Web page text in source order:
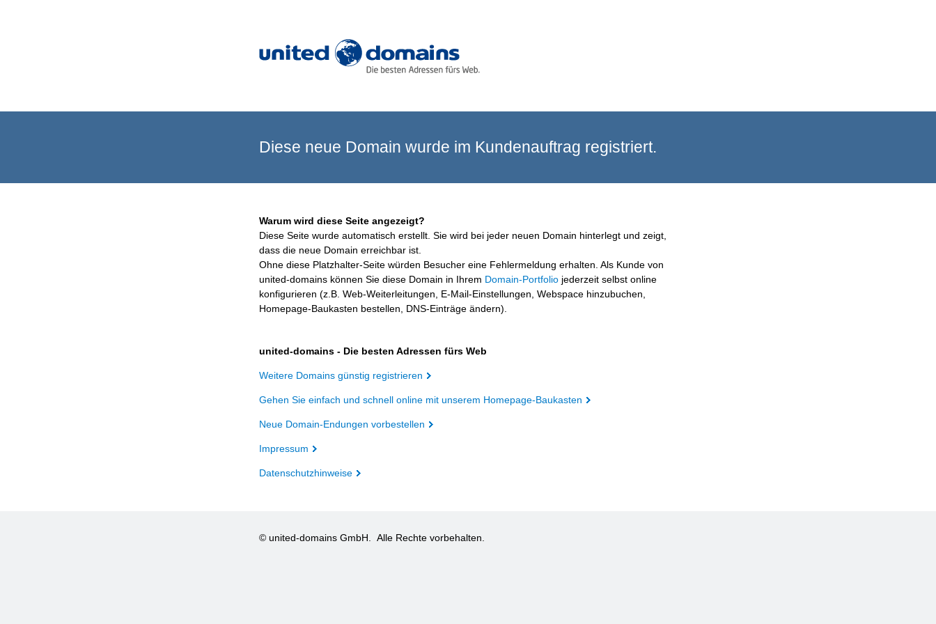
Diese neue Domain wurde im Kundenauftrag registriert.
Warum wird diese Seite angezeigt?
Diese Seite wurde automatisch erstellt. Sie wird bei jeder neuen Domain hinterlegt und zeigt,
dass die neue Domain erreichbar ist.
Ohne diese Platzhalter-Seite würden Besucher eine Fehlermeldung erhalten. Als Kunde von
united-domains können Sie diese Domain in Ihrem Domain-Portfolio jederzeit selbst online
konfigurieren (z.B. Web-Weiterleitungen, E-Mail-Einstellungen, Webspace hinzubuchen,
Homepage-Baukasten bestellen, DNS-Einträge ändern).
united-domains - Die besten Adressen fürs Web
Weitere Domains günstig registrieren
Gehen Sie einfach und schnell online mit unserem Homepage-Baukasten
Neue Domain-Endungen vorbestellen
Impressum
Datenschutzhinweise
© united-domains GmbH. Alle Rechte vorbehalten.